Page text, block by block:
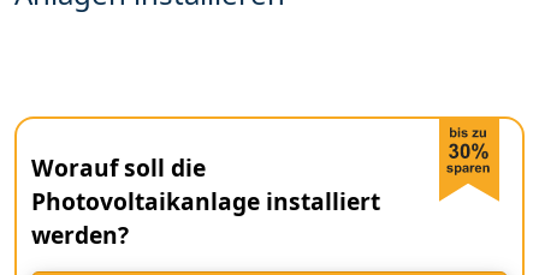
Worauf soll die
Photovoltaikanlage installiert
werden?